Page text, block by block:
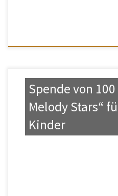
Spende von
Melody Stars“
Kinder